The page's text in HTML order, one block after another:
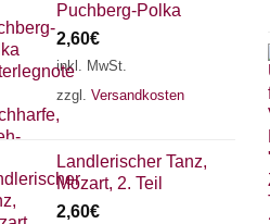
Puchberg-Polka
2,60€
inkl. MwSt.
zzgl. Versandkosten
Landlerischer Tanz,
Mozart, 2. Teil
2,60€